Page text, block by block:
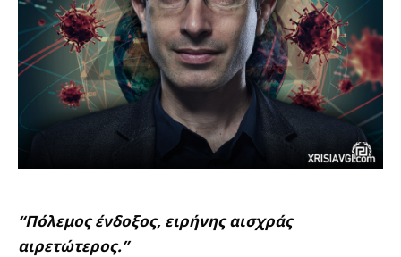
“Πόλεμος ένδοξος, ειρήνης αισχράς
αιρετώτερος.”